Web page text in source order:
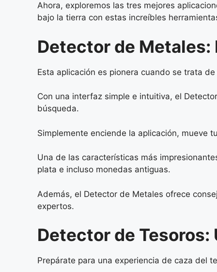
Ahora, exploremos las tres mejores
bajo la tierra con estas increíbles
Detector de Metales:
Esta aplicación es pionera cuando se trata
Con una interfaz simple e intuitiva, el
búsqueda.
Simplemente enciende la aplicación, mueve
Una de las características más
plata e incluso monedas antiguas.
Además, el Detector de Metales ofrece
expertos.
Detector de Tesoros:
Prepárate para una experiencia de caza del